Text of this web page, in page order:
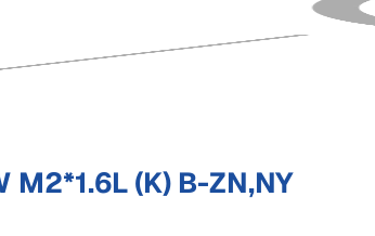
M2*1.6L (K) B-ZN,NY